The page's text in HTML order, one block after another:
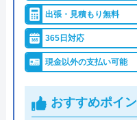
確認できます。
24時間年中無休で作
で、緊急時のトラブ
ただし、作業終了時
末年始になる場合は
出張・見積もり無料
365日対応
現金以外の支払い可能
おすすめポイ